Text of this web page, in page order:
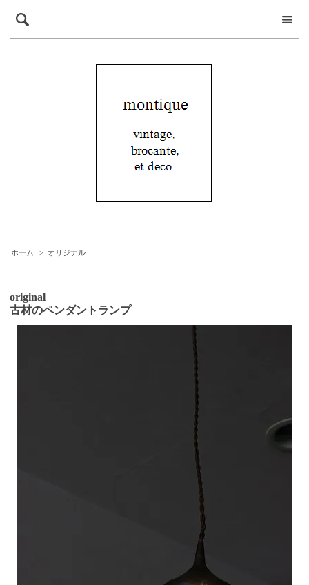
ホーム > オリジナル
original
古材のペンダントランプ